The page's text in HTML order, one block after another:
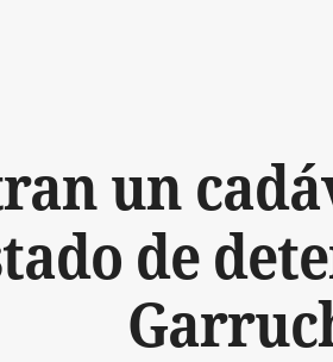
un
de